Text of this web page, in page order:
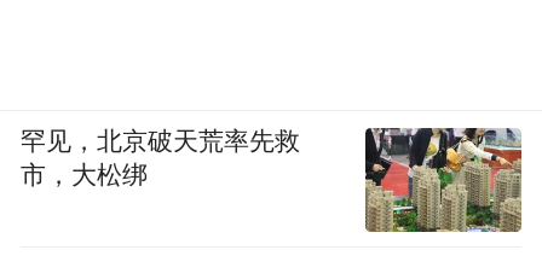
罕见，北京破天荒率先救
市，大松绑